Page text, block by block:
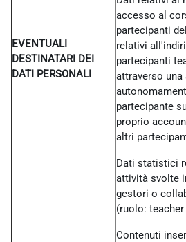
EVENTUALI
DESTINATARI DEI
DATI PERSONALI
accesso al
partecipanti
relativi
partecipanti
attraverso
partecipante
proprio
altri
Dati statistici
attività svolte
gestori o
(ruolo: teacher
Contenuti